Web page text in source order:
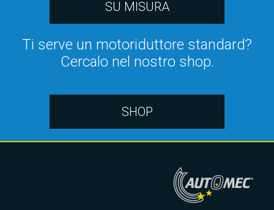
SU MISURA
Ti serve un motoriduttore standard?
Cercalo nel nostro shop.
SHOP